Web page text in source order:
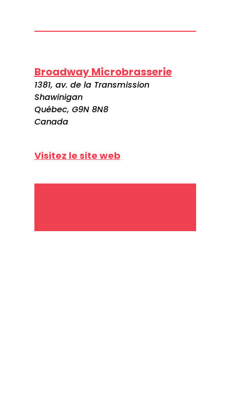
Broadway Microbrasserie
1381, av. de la Transmission
Shawinigan
Québec, G9N 8N8
Canada
Visitez le site web